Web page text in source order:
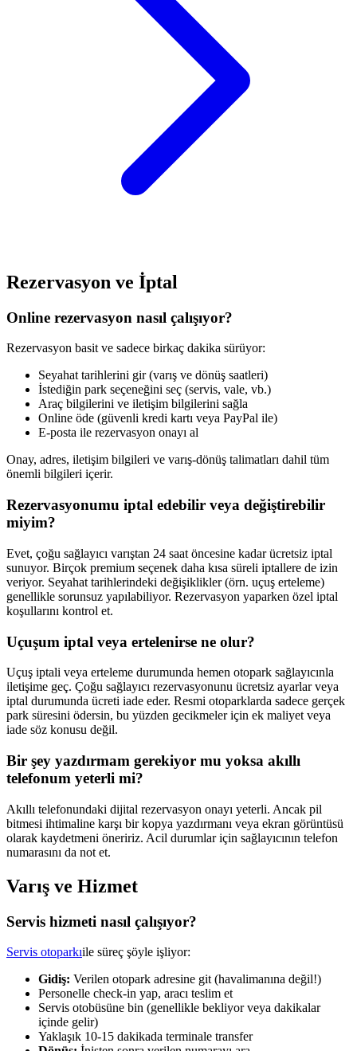
Rezervasyon ve İptal
Online rezervasyon nasıl çalışıyor?
Rezervasyon basit ve sadece birkaç dakika sürüyor:
Seyahat tarihlerini gir (varış ve dönüş saatleri)
İstediğin park seçeneğini seç (servis, vale, vb.)
Araç bilgilerini ve iletişim bilgilerini sağla
Online öde (güvenli kredi kartı veya PayPal ile)
E-posta ile rezervasyon onayı al
Onay, adres, iletişim bilgileri ve varış-dönüş talimatları dahil tüm
önemli bilgileri içerir.
Rezervasyonumu iptal edebilir veya değiştirebilir
miyim?
Evet, çoğu sağlayıcı varıştan 24 saat öncesine kadar ücretsiz iptal
sunuyor. Birçok premium seçenek daha kısa süreli iptallere de izin
veriyor. Seyahat tarihlerindeki değişiklikler (örn. uçuş erteleme)
genellikle sorunsuz yapılabiliyor. Rezervasyon yaparken özel iptal
koşullarını kontrol et.
Uçuşum iptal veya ertelenirse ne olur?
Uçuş iptali veya erteleme durumunda hemen otopark sağlayıcınla
iletişime geç. Çoğu sağlayıcı rezervasyonunu ücretsiz ayarlar veya
iptal durumunda ücreti iade eder. Resmi otoparklarda sadece gerçek
park süresini ödersin, bu yüzden gecikmeler için ek maliyet veya
iade söz konusu değil.
Bir şey yazdırmam gerekiyor mu yoksa akıllı
telefonum yeterli mi?
Akıllı telefonundaki dijital rezervasyon onayı yeterli. Ancak pil
bitmesi ihtimaline karşı bir kopya yazdırmanı veya ekran görüntüsü
olarak kaydetmeni öneririz. Acil durumlar için sağlayıcının telefon
numarasını da not et.
Varış ve Hizmet
Servis hizmeti nasıl çalışıyor?
Servis otoparkıile süreç şöyle işliyor:
Gidiş: Verilen otopark adresine git (havalimanına değil!)
Personelle check-in yap, aracı teslim et
Servis otobüsüne bin (genellikle bekliyor veya dakikalar
içinde gelir)
Yaklaşık 10-15 dakikada terminale transfer